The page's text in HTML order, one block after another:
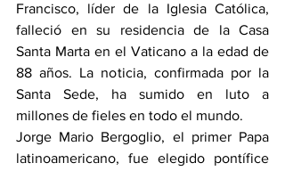
Francisco, líder de la Iglesia Católica,
falleció en su residencia de la Casa
Santa Marta en el Vaticano a la edad de
88 años. La noticia, confirmada por la
Santa Sede, ha sumido en luto a
millones de fieles en todo el mundo.
Jorge Mario Bergoglio, el primer Papa
latinoamericano, fue elegido pontífice